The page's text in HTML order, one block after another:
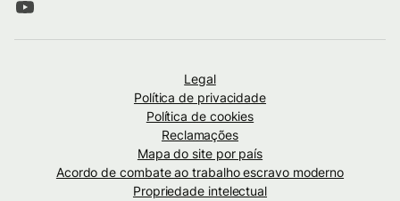
Legal
Política de privacidade
Política de cookies
Reclamações
Mapa do site por país
Acordo de combate ao trabalho escravo moderno
Propriedade intelectual